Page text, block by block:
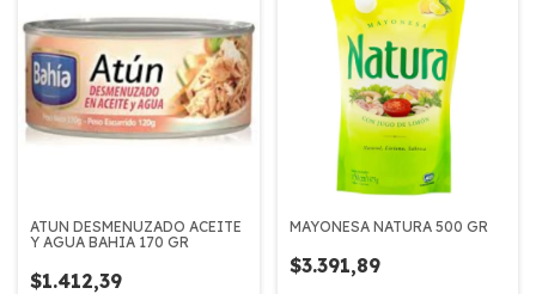
ATUN DESMENUZADO ACEITE
Y AGUA BAHIA 170 GR
$1.412,39
MAYONESA NATURA 500 GR
$3.391,89